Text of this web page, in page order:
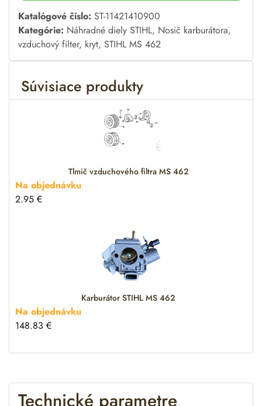
A
l
t
e
n
a
Katalógové číslo: ST-11421410900
Kategórie: Náhradné diely STIHL, Nosič karburátora,
vzduchový filter, kryt, STIHL MS 462
Súvisiace produkty
Tlmič vzduchového filtra MS 462
Na objednávku
2.95 €
Karburátor STIHL MS 462
Na objednávku
148.83 €
Technické parametre